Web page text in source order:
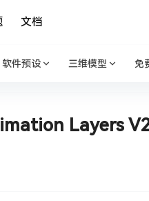
文档
软件预设 三维模型 免
Layers